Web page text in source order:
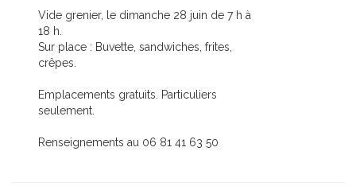
Vide grenier, le dimanche 28 juin de 7 h à
18 h.
Sur place : Buvette, sandwiches, frites,
crêpes.
Emplacements gratuits. Particuliers
seulement.
Renseignements au 06 81 41 63 50